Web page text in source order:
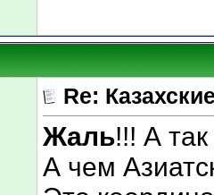
Re:
Жаль!!! А
А чем